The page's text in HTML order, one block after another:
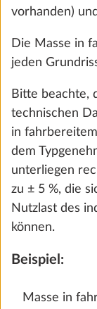
SCHRITT 3
vorhanden)
Die Masse in
jeden
Bitte beachte,
technischen
in
dem
unterliegen
zu ± 5 %, die
Nutzlast des
können.
Beispiel:
Masse in